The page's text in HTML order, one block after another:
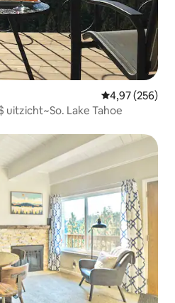
Gemiddelde
4,97 (256)
uitzicht~So. Lake Tahoe